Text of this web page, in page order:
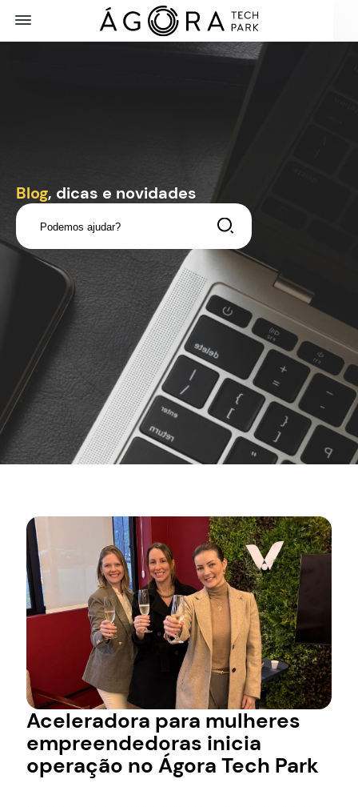
Blog, dicas e novidades
Aceleradora para mulheres
empreendedoras inicia
operação no Ágora Tech Park